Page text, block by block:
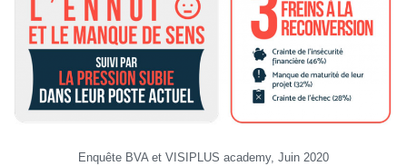
Enquête BVA et VISIPLUS academy, Juin 2020